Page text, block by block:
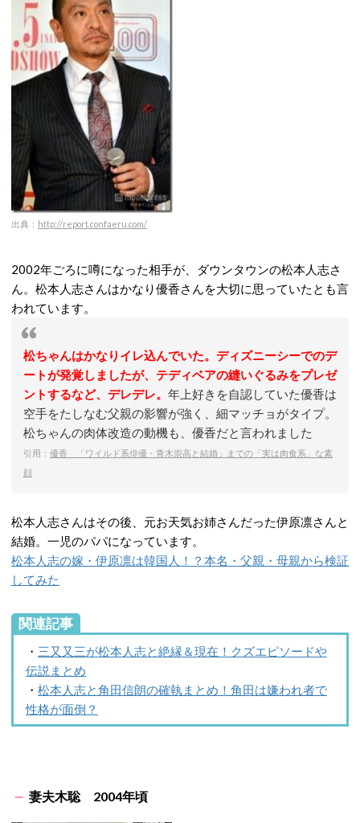
出典： http://report.confaeru.com/
2002年ごろに噂になった相手が、ダウンタウンの松本人志さ
ん。 松本人志さんはかなり優香さんを大切に思っていたとも言
われています。
松ちゃんはかなりイレ込んでいた。ディズニーシーでのデ
ートが発覚しましたが、テディベアの縫いぐるみをプレゼ
ントするなど、デレデレ。 年上好きを自認していた優香は
空手をたしなむ父親の影響が強く、細マッチョがタイプ。
松ちゃんの肉体改造の動機も、優香だと言われました
引用： 優香 「ワイルド系俳優・青木崇高と結婚」までの「実は肉食系」な素
顔
松本人志さんはその後、元お天気お姉さんだった伊原凛さんと
結婚。一児のパパになっています。
松本人志の嫁・伊原凛は韓国人！？本名・父親・母親から検証
してみた
関連記事
・ 三又又三が松本人志と絶縁＆現在！クズエピソードや
伝説まとめ
・ 松本人志と角田信朗の確執まとめ！角田は嫌われ者で
性格が面倒？
妻夫木聡 2004年頃